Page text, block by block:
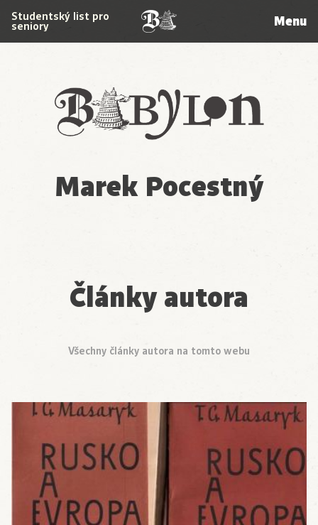
Babylon
Studentský list pro
seniory Menu
Marek Pocestný
Články autora
Všechny články autora na tomto webu